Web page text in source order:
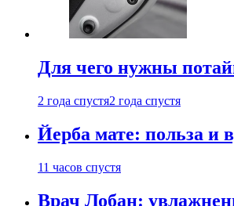
Для чего нужны
2 года спустя2 года спустя
Йерба мате: польза и
11 часов спустя
Врач Лобан: